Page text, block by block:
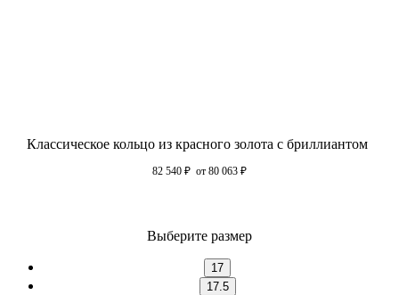
Классическое кольцо из красного золота с бриллиантом
82 540 ₽ от 80 063 ₽
Выберите размер
17
17.5